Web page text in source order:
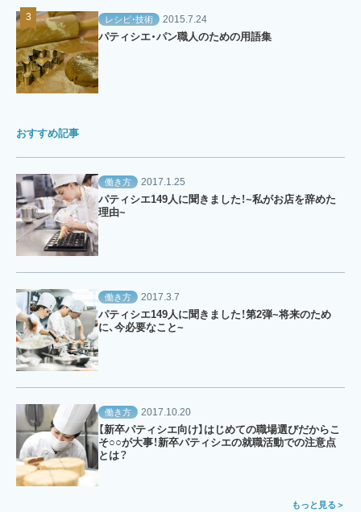
レシピ・技術 2015.7.24
パティシエ・パン職人のための用語集
おすすめ記事
働き方 2017.1.25
パティシエ149人に聞きました！~私がお店を辞めた
理由~
働き方 2017.3.7
パティシエ149人に聞きました！第2弾~将来のため
に、今必要なこと~
働き方 2017.10.20
【新卒パティシエ向け】はじめての職場選びだからこ
そ○○が大事！新卒パティシエの就職活動での注意点
とは？
もっと見る